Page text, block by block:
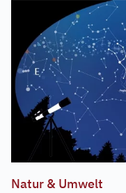
Natur & Umwelt